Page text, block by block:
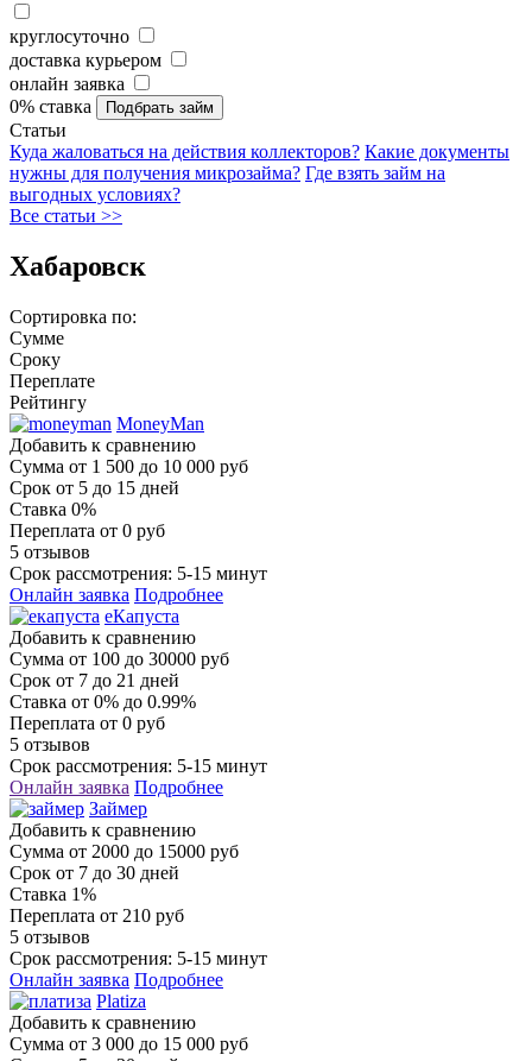
круглосуточно
доставка курьером
онлайн заявка
0% ставка
Статьи
Куда жаловаться на действия коллекторов? Какие документы
нужны для получения микрозайма? Где взять займ на
выгодных условиях?
Все статьи >>
Хабаровск
Сортировка по:
Сумме
Сроку
Переплате
Рейтингу
MoneyMan
Добавить к сравнению
Сумма от 1 500 до 10 000 руб
Срок от 5 до 15 дней
Ставка 0%
Переплата от 0 руб
5 отзывов
Срок рассмотрения: 5-15 минут
Онлайн заявка Подробнее
еКапуста
Добавить к сравнению
Сумма от 100 до 30000 руб
Срок от 7 до 21 дней
Ставка от 0% до 0.99%
Переплата от 0 руб
5 отзывов
Срок рассмотрения: 5-15 минут
Онлайн заявка Подробнее
Займер
Добавить к сравнению
Сумма от 2000 до 15000 руб
Срок от 7 до 30 дней
Ставка 1%
Переплата от 210 руб
5 отзывов
Срок рассмотрения: 5-15 минут
Онлайн заявка Подробнее
Platiza
Добавить к сравнению
Сумма от 3 000 до 15 000 руб